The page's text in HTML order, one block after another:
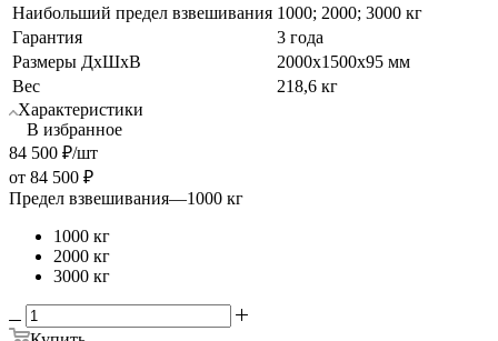
Наибольший предел взвешивания 1000; 2000; 3000 кг
Гарантия
3 года
Размеры ДхШхВ
2000х1500х95 мм
Вес
218,6 кг
Характеристики
В избранное
84 500 ₽/шт
от 84 500 ₽
Предел взвешивания—1000 кг
1000 кг
2000 кг
3000 кг